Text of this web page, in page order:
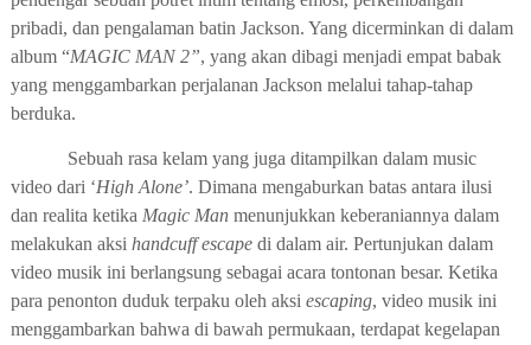
pribadi, dan pengalaman batin Jackson. Yang dicerminkan di dalam
album “MAGIC MAN2”, yang akan dibagi menjadi empat babak
yang menggambarkan perjalanan Jackson melalui tahap-tahap
berduka.
Sebuah rasa kelam yang juga ditampilkan dalam music
video dari ‘High Alone’. Dimana mengaburkan batas antara ilusi
dan realita ketika Magic Manmenunjukkan keberaniannya dalam
melakukan aksi handcuff escapedi dalam air. Pertunjukan dalam
video musik ini berlangsung sebagai acara tontonan besar. Ketika
para penonton duduk terpaku oleh aksi escaping, video musik ini
menggambarkan bahwa di bawah permukaan, terdapat kegelapan